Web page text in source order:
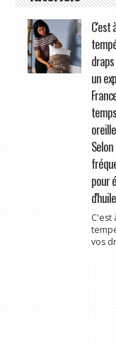
C'est
un
pour
C'est
vos